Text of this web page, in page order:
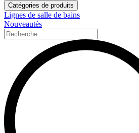
Catégories de produits
Lignes de salle de bains
Nouveautés